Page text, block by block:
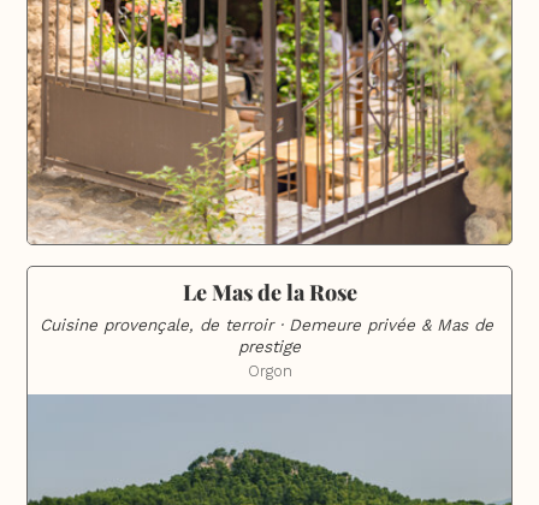
Le Mas de la Rose
Cuisine provençale, de terroir · Demeure privée & Mas de
prestige
Orgon